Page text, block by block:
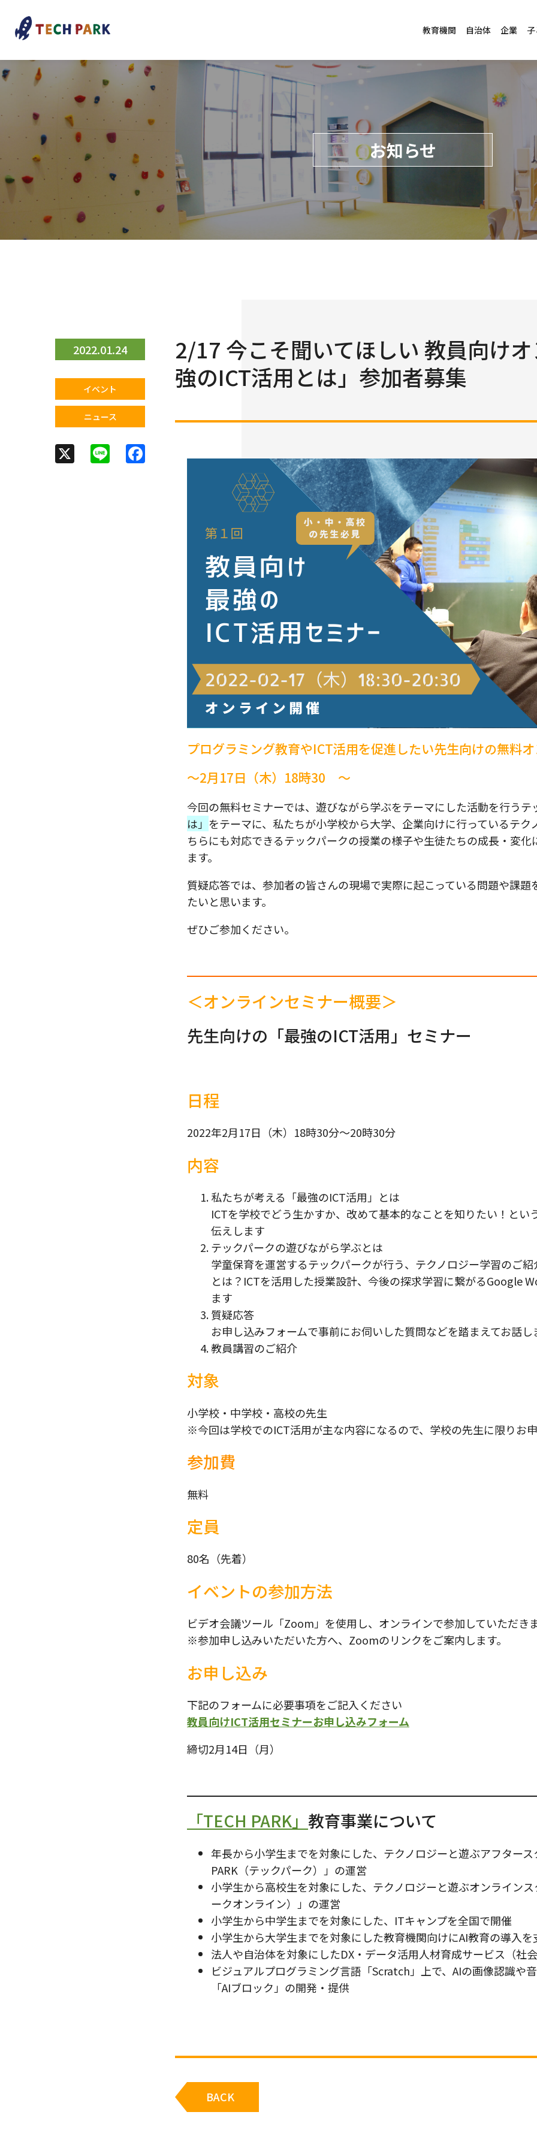
教育機関 自治体 企業
お知らせ
2022.01.24
イベント
ニュース
Line Facebook
2/17 今こそ聞いてほしい 教員向け
強のICT活用とは」参加者募集
プログラミング教育やICT活用を促進したい先生向けの無料
～2月17日（木）18時30 ～
今回の無料セミナーでは、遊びながら学ぶをテーマにした活動を行うテ
は」 をテーマに、私たちが小学校から大学、企業向けに行っているテ
ちらにも対応できるテックパークの授業の様子や生徒たちの成長・変
ます。
質疑応答では、参加者の皆さんの現場で実際に起こっている問題や課
たいと思います。
ぜひご参加ください。
＜オンラインセミナー概要＞
先生向けの「最強のICT活用」セミナー
日程
2022年2月17日（木）18時30分～20時30分
内容
私たちが考える「最強のICT活用」とは
ICTを学校でどう生かすか、改めて基本的なことを知りたい！と
伝えします
テックパークの遊びながら学ぶとは
学童保育を運営するテックパークが行う、テクノロジー学習のご
とは？ICTを活用した授業設計、今後の探求学習に繋がるGoogle
ます
質疑応答
お申し込みフォームで事前にお伺いした質問などを踏まえてお話し
教員講習のご紹介
対象
小学校・中学校・高校の先生
※今回は学校でのICT活用が主な内容になるので、学校の先生に限りお
参加費
無料
定員
80名（先着）
イベントの参加方法
ビデオ会議ツール「Zoom」を使用し、オンラインで参加していただきま
※参加申し込みいただいた方へ、Zoomのリンクをご案内します。
お申し込み
下記のフォームに必要事項をご記入ください
教員向けICT活用セミナーお申し込みフォーム
締切2月14日（月）
「TECH PARK」 教育事業について
年長から小学生までを対象にした、テクノロジーと遊ぶアフター
PARK（テックパーク）」の運営
小学生から高校生を対象にした、テクノロジーと遊ぶオンライン
ークオンライン）」の運営
小学生から中学生までを対象にした、ITキャンプを全国で開催
小学生から大学生までを対象にした教育機関向けにAI教育の導入
法人や自治体を対象にしたDX・データ活用人材育成サービス（社
ビジュアルプログラミング言語「Scratch」上で、AIの画像認識や
「AIブロック」の開発・提供
BACK